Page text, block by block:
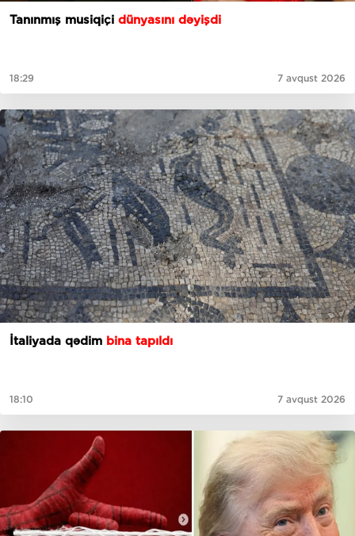
Tanınmış musiqiçi dünyasını dəyişdi
18:29 7 avqust 2026
İtaliyada qədim bina tapıldı
18:10 7 avqust 2026